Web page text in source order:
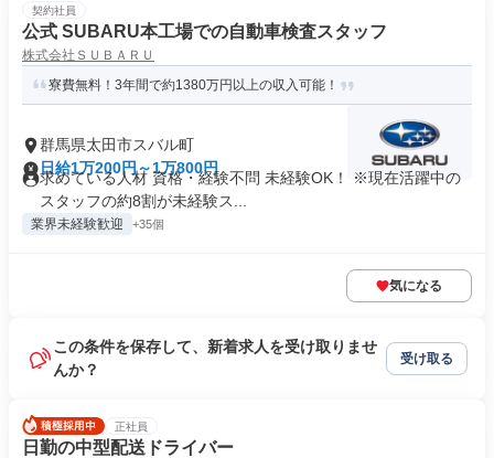
契約社員
公式 SUBARU本工場での自動車検査スタッフ
株式会社ＳＵＢＡＲＵ
寮費無料！3年間で約1380万円以上の収入可能！
群馬県太田市スバル町
日給1万200円～1万800円
求めている人材 資格・経験不問 未経験OK！ ※現在活躍中の
スタッフの約8割が未経験ス...
業界未経験歓迎 +35個
気になる
この条件を保存して、新着求人を受け取りませ
んか？
受け取る
正社員
日勤の中型配送ドライバー